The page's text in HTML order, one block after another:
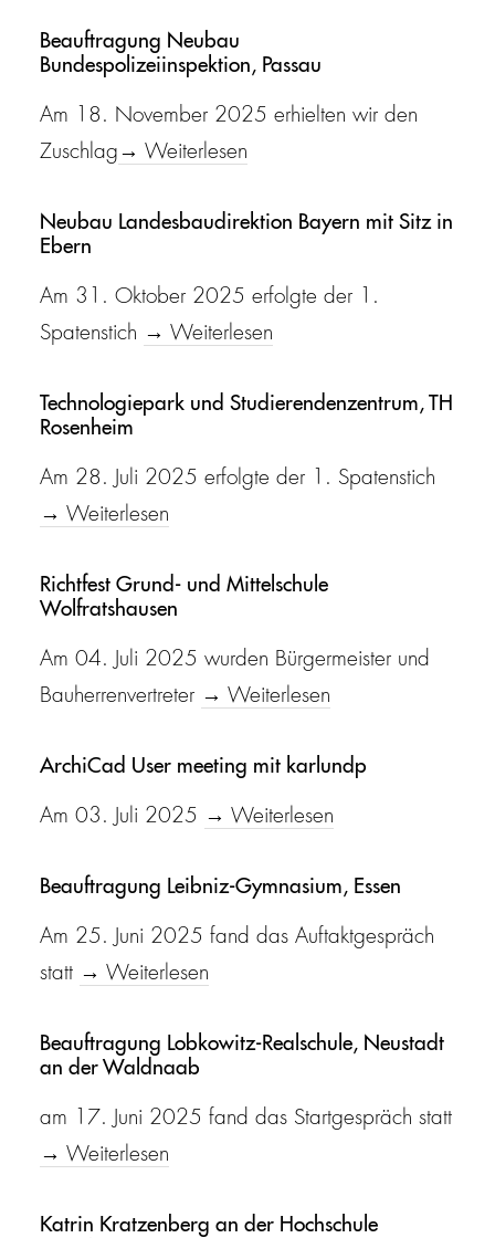
Beauftragung Neubau
Bundespolizeiinspektion, Passau
Am 18. November 2025 erhielten wir den
Zuschlag → Weiterlesen
Neubau Landesbaudirektion Bayern mit Sitz in
Ebern
Am 31. Oktober 2025 erfolgte der 1.
Spatenstich → Weiterlesen
Technologiepark und Studierendenzentrum, TH
Rosenheim
Am 28. Juli 2025 erfolgte der 1. Spatenstich
→ Weiterlesen
Richtfest Grund- und Mittelschule
Wolfratshausen
Am 04. Juli 2025 wurden Bürgermeister und
Bauherrenvertreter → Weiterlesen
ArchiCad User meeting mit karlundp
Am 03. Juli 2025 → Weiterlesen
Beauftragung Leibniz-Gymnasium, Essen
Am 25. Juni 2025 fand das Auftaktgespräch
statt → Weiterlesen
Beauftragung Lobkowitz-Realschule, Neustadt
an der Waldnaab
am 17. Juni 2025 fand das Startgespräch statt
→ Weiterlesen
Katrin Kratzenberg an der Hochschule